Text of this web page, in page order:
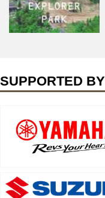
SUPPORTED BY